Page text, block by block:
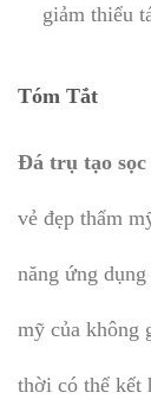
giảm thiểu
Tóm Tắt
Đá trụ tạo sọc
vẻ đẹp thẩm
năng ứng
mỹ của không
thời có thể kết